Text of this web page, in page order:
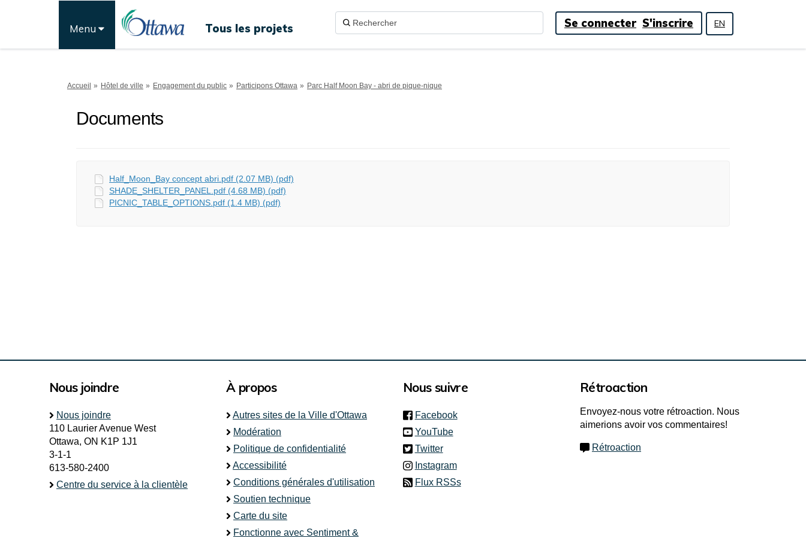
Menu EN
Tous les projets Se connecter S'inscrire
Vous êtes ici:
Accueil Hôtel de ville Engagement du public Participons Ottawa Parc Half Moon Bay - abri de pique-nique
Documents
Half_Moon_Bay concept abri.pdf (2.07 MB) (pdf)
SHADE_SHELTER_PANEL.pdf (4.68 MB) (pdf)
PICNIC_TABLE_OPTIONS.pdf (1.4 MB) (pdf)
Nous joindre
Nous joindre
110 Laurier Avenue West
Ottawa, ON K1P 1J1
3-1-1
613-580-2400
Centre du service à la clientèle
À propos
Autres sites de la Ville d'Ottawa
Modération
Politique de confidentialité
Accessibilité
Conditions générales d'utilisation
Soutien technique
Carte du site
Fonctionne avec Sentiment &
Nous suivre
Facebook(link is external)
YouTube
Twitter(link is external)
Instagram
Flux RSSs
Rétroaction
Envoyez-nous votre rétroaction. Nous
aimerions avoir vos commentaires!
Rétroaction